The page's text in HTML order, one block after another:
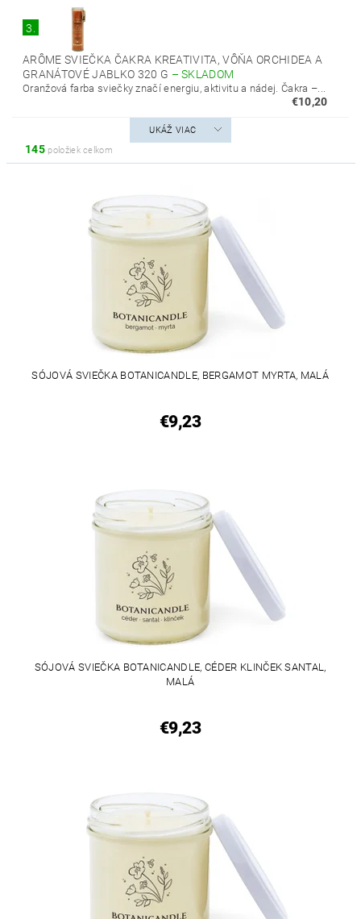
3.
ARÔME SVIEČKA ČAKRA KREATIVITA, VÔŇA ORCHIDEA A
GRANÁTOVÉ JABLKO 320 G –SKLADOM
Oranžová farba sviečky značí energiu, aktivitu a nádej. Čakra –...
€10,20
UKÁŽ VIAC
145položiek celkom
SÓJOVÁ SVIEČKA BOTANICANDLE, BERGAMOT MYRTA, MALÁ
€9,23
SÓJOVÁ SVIEČKA BOTANICANDLE, CÉDER KLINČEK SANTAL,
MALÁ
€9,23